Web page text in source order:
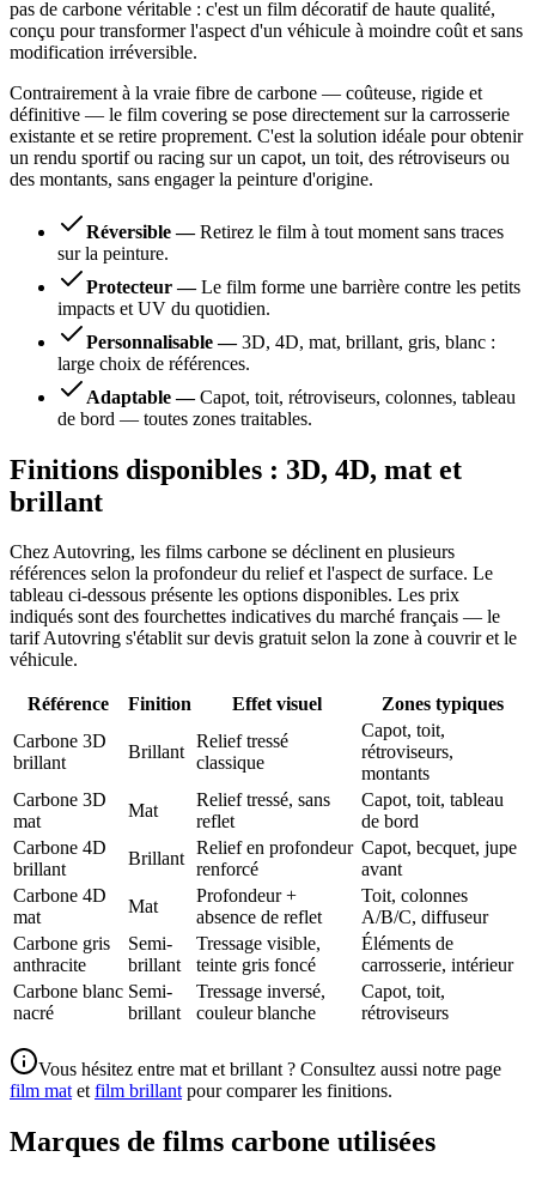
pas de carbone véritable : c'est un film décoratif de haute qualité,
conçu pour transformer l'aspect d'un véhicule à moindre coût et sans
modification irréversible.
Contrairement à la vraie fibre de carbone — coûteuse, rigide et
définitive — le film covering se pose directement sur la carrosserie
existante et se retire proprement. C'est la solution idéale pour obtenir
un rendu sportif ou racing sur un capot, un toit, des rétroviseurs ou
des montants, sans engager la peinture d'origine.
Réversible— Retirez le film à tout moment sans traces
sur la peinture.
Protecteur— Le film forme une barrière contre les petits
impacts et UV du quotidien.
Personnalisable— 3D, 4D, mat, brillant, gris, blanc :
large choix de références.
Adaptable— Capot, toit, rétroviseurs, colonnes, tableau
de bord — toutes zones traitables.
Finitions disponibles : 3D, 4D, mat et
brillant
Chez Autovring, les films carbone se déclinent en plusieurs
références selon la profondeur du relief et l'aspect de surface. Le
tableau ci-dessous présente les options disponibles. Les prix
indiqués sont des fourchettes indicatives du marché français — le
tarif Autovring s'établit sur devis gratuit selon la zone à couvrir et le
véhicule.
Référence Finition Effet visuel
Zones typiques
Carbone 3D
brillant
Brillant
Relief tressé
classique
Capot, toit,
rétroviseurs,
montants
Carbone 3D
mat
Mat
Relief tressé, sans
reflet
Capot, toit, tableau
de bord
Carbone 4D
brillant
Brillant
Relief en profondeur
renforcé
Capot, becquet, jupe
avant
Carbone 4D
mat
Mat
Profondeur +
absence de reflet
Toit, colonnes
A/B/C, diffuseur
Carbone gris
anthracite
Semi-
brillant
Tressage visible,
teinte gris foncé
Éléments de
carrosserie, intérieur
Carbone blanc
nacré
Semi-
brillant
Tressage inversé,
couleur blanche
Capot, toit,
rétroviseurs
Vous hésitez entre mat et brillant ? Consultez aussi notre page
film mat et film brillant pour comparer les finitions.
Marques de films carbone utilisées